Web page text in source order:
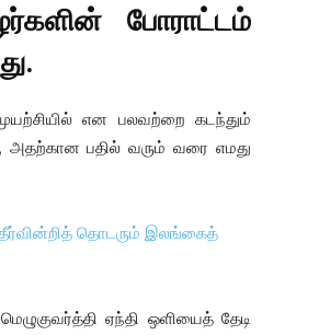
போராட்டம்
என பலவற்றை கடந்தும்
அதற்கான பதில் வரும் வரை எமது
ஏந்தி ஒளியைத் தேடி